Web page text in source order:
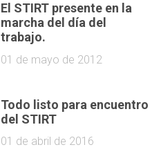
El STIRT presente en la
marcha del día del
trabajo.
01 de mayo de 2012
Todo listo para encuentro
del STIRT
01 de abril de 2016